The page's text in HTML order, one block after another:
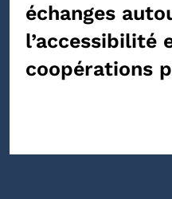
échanges
l’accessibilité
coopérations